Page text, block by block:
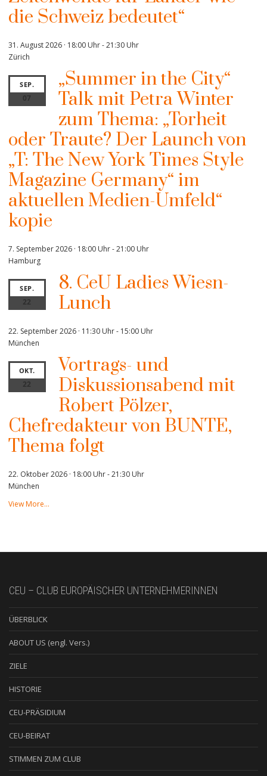
die Schweiz bedeutet“
31. August 2026 · 18:00 Uhr-21:30 Uhr
Zürich
SEP.
07
„Summer in the City“
Talk mit Petra Winter
zum Thema: „Torheit
oder Traute? Der Launch von
„T: The New York Times Style
Magazine Germany“ im
aktuellen Medien-Umfeld“
kopie
7. September 2026 · 18:00 Uhr-21:00 Uhr
Hamburg
SEP.
22
8. CeU Ladies Wiesn-
Lunch
22. September 2026 · 11:30 Uhr- 15:00 Uhr
München
OKT.
22
Vortrags- und
Diskussionsabend mit
Robert Pölzer,
Chefredakteur von BUNTE,
Thema folgt
22. Oktober 2026 · 18:00 Uhr-21:30 Uhr
München
View More…
CEU – CLUB EUROPÄISCHER UNTERNEHMERINNEN
ÜBERBLICK
ABOUT US (engl. Vers.)
ZIELE
HISTORIE
CEU-PRÄSIDIUM
CEU-BEIRAT
STIMMEN ZUM CLUB